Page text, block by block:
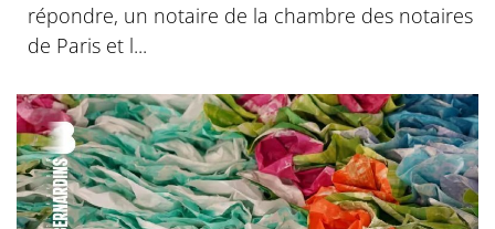
répondre, un notaire de la chambre des notaires
de Paris et l...